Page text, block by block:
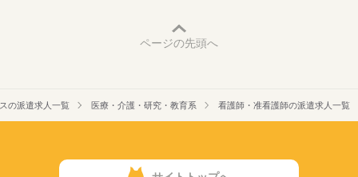
ページの先頭へ
の派遣求人一覧 医療・介護・研究・教育系 看護師・准看護師の派遣求人一覧